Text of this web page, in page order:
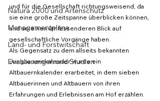
Natura 2000 und Artenschutz
Managementpläne
Land- und Forstwitschaft
Evaluierungen und Studien
und für die Gesellschaft richtungsweisend, da
sie eine große Zeitspanne überblicken können,
und so einen umfassenderen Blick auf
gesellschaftliche Vorgänge haben.
Als Gegensatz zu dem allseits bekannten
Jungbauernkalender wurde ein
Altbauernkalender erarbeitet, in dem sieben
Altbäuerinnen und Altbauern von ihren
Erfahrungen und Erlebnissen am Hof erzählen.